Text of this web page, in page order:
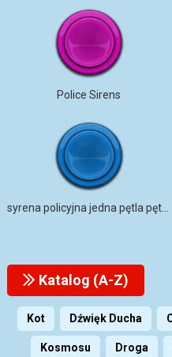
Police Sirens
syrena policyjna jedna pętla pętla zdolna
Katalog (A-Z)
Kot Dźwięk Ducha
Kosmosu Droga